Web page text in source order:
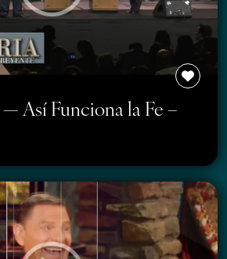
Así Funciona la Fe –